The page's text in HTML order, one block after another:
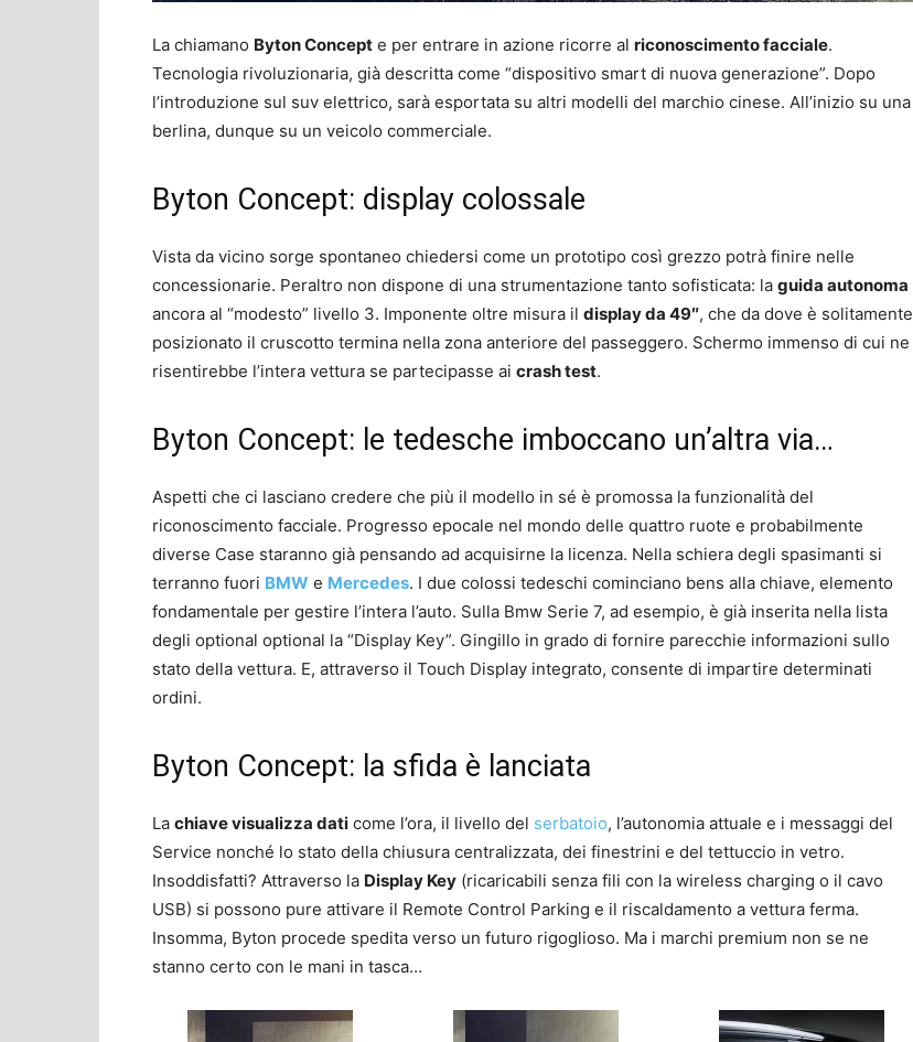
La chiamano Byton Concept e per entrare in azione ricorre al riconoscimento facciale.
Tecnologia rivoluzionaria, già descritta come “dispositivo smart di nuova generazione”. Dopo
l’introduzione sul suv elettrico, sarà esportata su altri modelli del marchio cinese. All’inizio su una
berlina, dunque su un veicolo commerciale.
Byton Concept: display colossale
Vista da vicino sorge spontaneo chiedersi come un prototipo così grezzo potrà finire nelle
concessionarie. Peraltro non dispone di una strumentazione tanto sofisticata: la guida autonoma
ancora al “modesto” livello 3. Imponente oltre misura il display da 49″, che da dove è solitamente
posizionato il cruscotto termina nella zona anteriore del passeggero. Schermo immenso di cui ne
risentirebbe l’intera vettura se partecipasse ai crash test.
Byton Concept: le tedesche imboccano un’altra via…
Aspetti che ci lasciano credere che più il modello in sé è promossa la funzionalità del
riconoscimento facciale. Progresso epocale nel mondo delle quattro ruote e probabilmente
diverse Case staranno già pensando ad acquisirne la licenza. Nella schiera degli spasimanti si
terranno fuori BMW e Mercedes. I due colossi tedeschi cominciano bens alla chiave, elemento
fondamentale per gestire l’intera l’auto. Sulla Bmw Serie 7, ad esempio, è già inserita nella lista
degli optional optional la “Display Key”. Gingillo in grado di fornire parecchie informazioni sullo
stato della vettura. E, attraverso il Touch Display integrato, consente di impartire determinati
ordini.
Byton Concept: la sfida è lanciata
La chiave visualizza dati come l’ora, il livello del serbatoio, l’autonomia attuale e i messaggi del
Service nonché lo stato della chiusura centralizzata, dei finestrini e del tettuccio in vetro.
Insoddisfatti? Attraverso la Display Key (ricaricabili senza fili con la wireless charging o il cavo
USB) si possono pure attivare il Remote Control Parking e il riscaldamento a vettura ferma.
Insomma, Byton procede spedita verso un futuro rigoglioso. Ma i marchi premium non se ne
stanno certo con le mani in tasca…